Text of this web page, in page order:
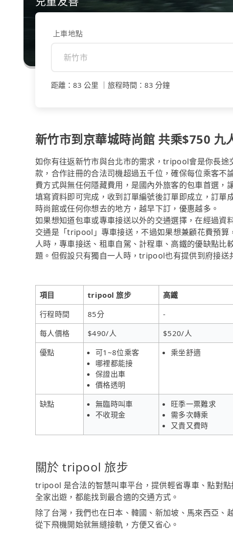
上車地點
距離 ： 83 公里 旅程時間 ： 83 分鐘
新竹市到京華城時尚館 共乘$750 九
如你有往返新竹市與台北市的需求，tripool會是你長途
款，合作註冊的合法司機超過五千位，確保每位乘客
費方式與無任何隱藏費用，是國內外旅客的包車首選
填寫資料即可完成，收到訂單編號後訂單即成立，訂
時尚館或任何你想去的地方，越早下訂，優惠越多。
如果想知道包車或專車接送以外的交通選擇，在經過
交通是「tripool」專車接送，不過如果想兼顧花費預
人時，專車接送、租車自駕、計程車、高鐵的優缺點
題。但假設只有獨自一人時，tripool也有提供到府接送
項目 tripool 旅步 高鐵
行程時間
85分 -
每人價格
$490/人 $520/人
優點
可1~8位乘客
哪裡都能接
保證出車
價格透明
乘坐舒適
缺點
無臨時叫車
不收現金
旺季一票難求
需多次轉乘
又貴又費時
關於 tripool 旅步
tripool 是合法的智慧叫車平台，提供輕省專車、點對
全家出遊，都能找到最合適的交通方式。
除了台灣，我們也在日本、韓國、新加坡、馬來西亞
從下飛機開始就無縫接軌，方便又省心。